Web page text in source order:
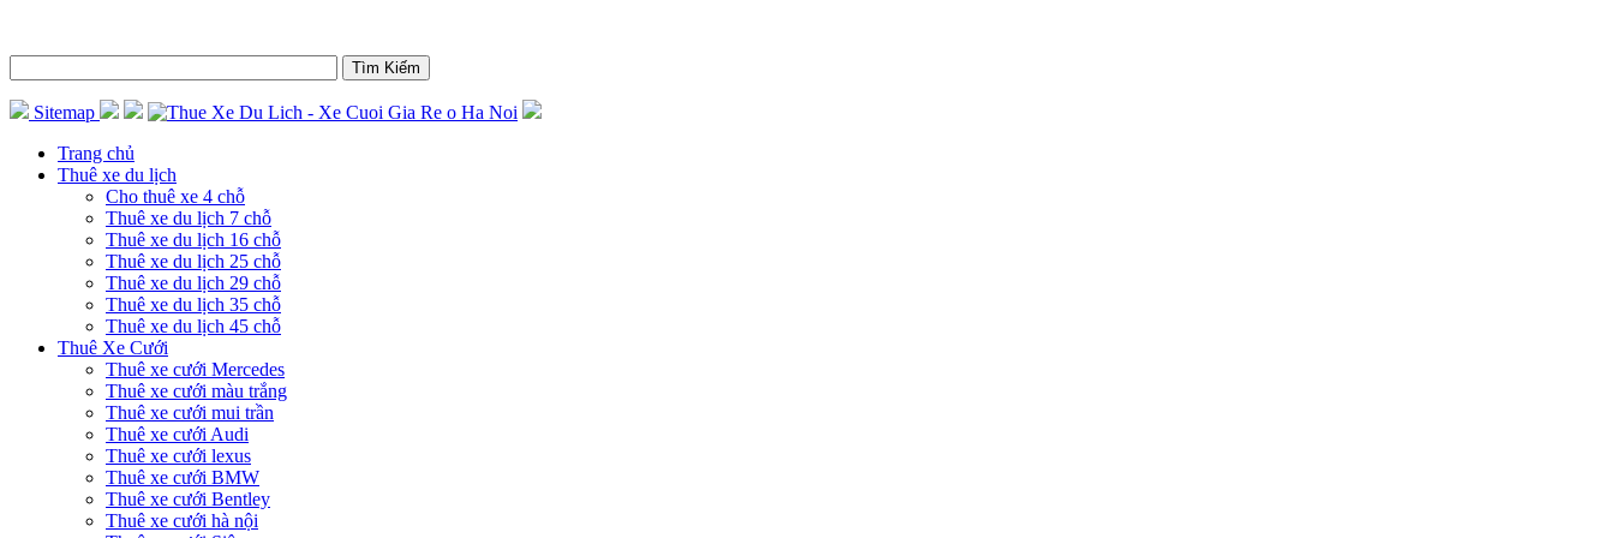
Sitemap
Trang chủ
Thuê xe du lịch
Cho thuê xe 4 chỗ
Thuê xe du lịch 7 chỗ
Thuê xe du lịch 16 chỗ
Thuê xe du lịch 25 chỗ
Thuê xe du lịch 29 chỗ
Thuê xe du lịch 35 chỗ
Thuê xe du lịch 45 chỗ
Thuê Xe Cưới
Thuê xe cưới Mercedes
Thuê xe cưới màu trắng
Thuê xe cưới mui trần
Thuê xe cưới Audi
Thuê xe cưới lexus
Thuê xe cưới BMW
Thuê xe cưới Bentley
Thuê xe cưới hà nội